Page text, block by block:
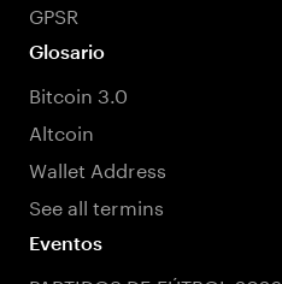
GPSR
Glosario
Bitcoin 3.0
Altcoin
Wallet Address
See all termins
Eventos